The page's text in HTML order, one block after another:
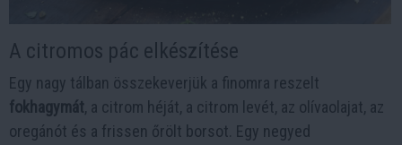
A citromos pác elkészítése
Egy nagy tálban összekeverjük a finomra reszelt
fokhagymát, a citrom héját, a citrom levét, az olívaolajat, az
oregánót és a frissen őrölt borsot. Egy negyed